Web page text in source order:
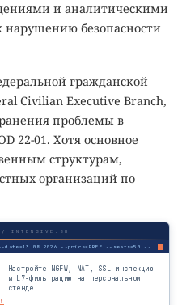
и аналитическими
нарушению безопасности
гражданской
Civilian Executive Branch,
проблемы в
22-01. Хотя основное
структурам,
организаций по
/ INTENSIVE.SH
./register --course="UserGate NGFW" --date=13.08.2026 --price=FREE --seats=50 --mode=online
Настройте NGFW, NAT, SSL-инспекцию
и L7-фильтрацию на персональном
стенде.